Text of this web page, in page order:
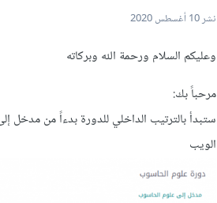
نشر10 أغسطس 2020
وعليكم السلام ورحمة الله وبركاته
مرحباً بك:
ستبدأ بالترتيب الداخلي للدورة بدءاً من مدخل
الويب